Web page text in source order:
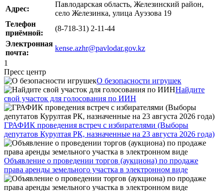
Адрес:
Павлодарская область, Железинский район,
село Железинка, улица Ауэзова 19
Телефон
приёмной:
(8-718-31) 2-11-44
Электронная
почта:
kense.azhr@pavlodar.gov.kz
1
Пресс центр
О безопасности игрушек
Найдите
свой участок для голосования по ИИН
ГРАФИК проведения встреч с избирателями (Выборы
депутатов Курултая РК, назначенные на 23 августа 2026 года)
Объявление о проведении торгов (аукциона) по продаже
права аренды земельного участка в электронном виде